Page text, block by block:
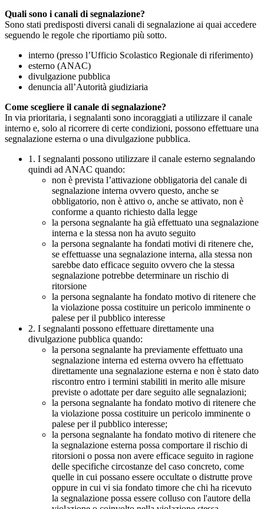
Quali sono i canali di segnalazione?
Sono stati predisposti diversi canali di segnalazione ai quai accedere
seguendo le regole che riportiamo più sotto.
interno (presso l’Ufficio Scolastico Regionale di riferimento)
esterno (ANAC)
divulgazione pubblica
denuncia all’Autorità giudiziaria
Come scegliere il canale di segnalazione?
In via prioritaria, i segnalanti sono incoraggiati a utilizzare il canale
interno e, solo al ricorrere di certe condizioni, possono effettuare una
segnalazione esterna o una divulgazione pubblica.
1. I segnalanti possono utilizzare il canale esterno segnalando
quindi ad ANAC quando:
non è prevista l’attivazione obbligatoria del canale di
segnalazione interna ovvero questo, anche se
obbligatorio, non è attivo o, anche se attivato, non è
conforme a quanto richiesto dalla legge
la persona segnalante ha già effettuato una segnalazione
interna e la stessa non ha avuto seguito
la persona segnalante ha fondati motivi di ritenere che,
se effettuasse una segnalazione interna, alla stessa non
sarebbe dato efficace seguito ovvero che la stessa
segnalazione potrebbe determinare un rischio di
ritorsione
la persona segnalante ha fondato motivo di ritenere che
la violazione possa costituire un pericolo imminente o
palese per il pubblico interesse
2. I segnalanti possono effettuare direttamente una
divulgazione pubblica quando:
la persona segnalante ha previamente effettuato una
segnalazione interna ed esterna ovvero ha effettuato
direttamente una segnalazione esterna e non è stato dato
riscontro entro i termini stabiliti in merito alle misure
previste o adottate per dare seguito alle segnalazioni;
la persona segnalante ha fondato motivo di ritenere che
la violazione possa costituire un pericolo imminente o
palese per il pubblico interesse;
la persona segnalante ha fondato motivo di ritenere che
la segnalazione esterna possa comportare il rischio di
ritorsioni o possa non avere efficace seguito in ragione
delle specifiche circostanze del caso concreto, come
quelle in cui possano essere occultate o distrutte prove
oppure in cui vi sia fondato timore che chi ha ricevuto
la segnalazione possa essere colluso con l'autore della